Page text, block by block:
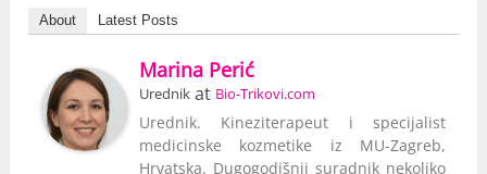
About Latest Posts
Marina Perić
Urednik at Bio-Trikovi.com
Urednik. Kineziterapeut i specijalist
medicinske kozmetike iz MU-Zagreb,
Hrvatska. Dugogodišnji suradnik nekoliko